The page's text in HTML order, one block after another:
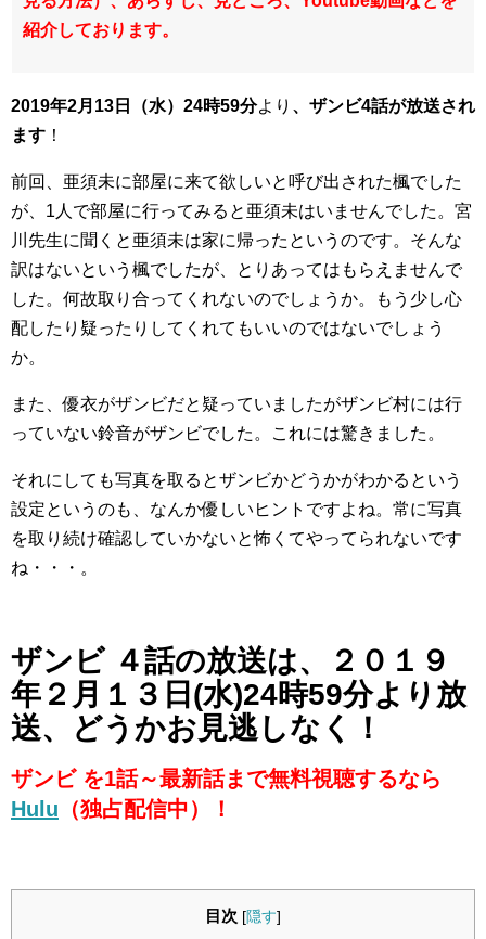
紹介しております。
2019年2月13日（水）24時59分より 、ザンビ4話が放送され
ます ！
前回、亜須未に部屋に来て欲しいと呼び出された楓でした
が、1人で部屋に行ってみると亜須未はいませんでした。宮
川先生に聞くと亜須未は家に帰ったというのです。そんな
訳はないという楓でしたが、とりあってはもらえませんで
した。何故取り合ってくれないのでしょうか。もう少し心
配したり疑ったりしてくれてもいいのではないでしょう
か。
また、優衣がザンビだと疑っていましたがザンビ村には行
っていない鈴音がザンビでした。これには驚きました。
それにしても写真を取るとザンビかどうかがわかるという
設定というのも、なんか優しいヒントですよね。常に写真
を取り続け確認していかないと怖くてやってられないです
ね・・・。
ザンビ ４話の放送は、２０１９
年２月１３日(水)24時59分より放
送、どうかお見逃しなく！
ザンビ を1話～最新話まで無料視聴するなら
Hulu （独占配信中）！
目次 [隠す]